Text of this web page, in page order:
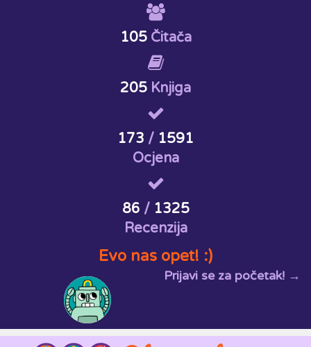
105Čitača
205 Knjiga
173 / 1591
Ocjena
86 / 1325
Recenzija
Evo nas opet! :)
Prijavi se za početak! →